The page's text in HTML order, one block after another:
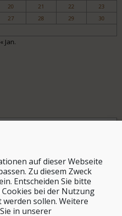
auf dieser Webseite
Zu diesem Zweck
Entscheiden Sie bitte
bei der Nutzung
sollen. Weitere
in unserer
20 21 22
23
27 28 29
30
« Jan.